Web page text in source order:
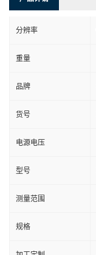
分辨率
重量
品牌
货号
电源电压
型号
测量范围
规格